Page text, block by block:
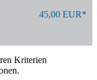
45,00 EUR*
Kriterien